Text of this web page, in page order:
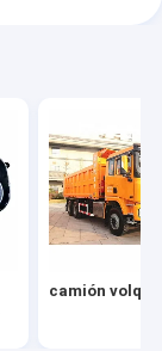
camión